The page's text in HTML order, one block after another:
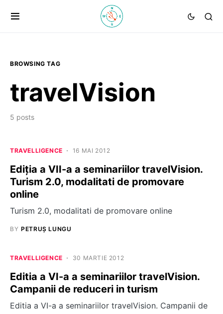
BROWSING TAG
travelVision
5 posts
TRAVELLIGENCE 16 MAI 2012
Ediția a VII-a a seminariilor travelVision.
Turism 2.0, modalitati de promovare
online
Turism 2.0, modalitati de promovare online
BY PETRUȘ LUNGU
TRAVELLIGENCE 30 MARTIE 2012
Editia a VI-a a seminariilor travelVision.
Campanii de reduceri in turism
Editia a VI-a a seminariilor travelVision. Campanii de